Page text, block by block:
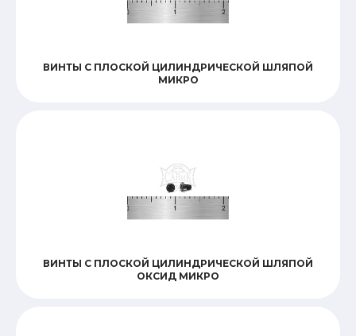
ВИНТЫ С ПЛОСКОЙ ЦИЛИНДРИЧЕСКОЙ ШЛЯПОЙ
МИКРО
ВИНТЫ С ПЛОСКОЙ ЦИЛИНДРИЧЕСКОЙ ШЛЯПОЙ
ОКСИД МИКРО